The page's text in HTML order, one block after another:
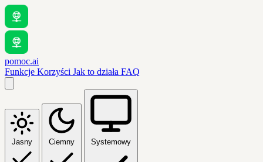
pomoc.ai
Funkcje Korzyści Jak to działa FAQ
Jasny Ciemny Systemowy